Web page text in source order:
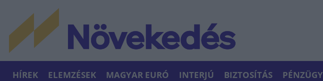
HÍREK ELEMZÉSEK MAGYAR EURÓ INTERJÚ BIZTOSÍTÁS PÉNZÜGY